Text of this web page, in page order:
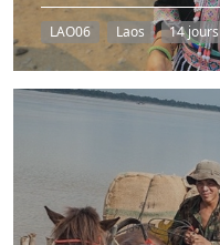
LAO06 Laos 14 jours